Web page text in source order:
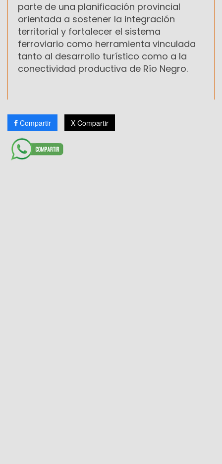
parte de una planificación provincial
orientada a sostener la integración
territorial y fortalecer el sistema
ferroviario como herramienta vinculada
tanto al desarrollo turístico como a la
conectividad productiva de Río Negro.
Compartir X Compartir